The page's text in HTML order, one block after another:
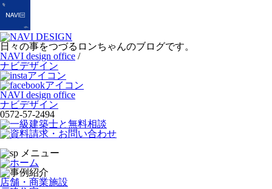
日々の事をつづるロンちゃんのブログです。
NAVI design office /
ナビデザイン
NAVI design office
ナビデザイン
0572-57-2494
店舗・商業施設